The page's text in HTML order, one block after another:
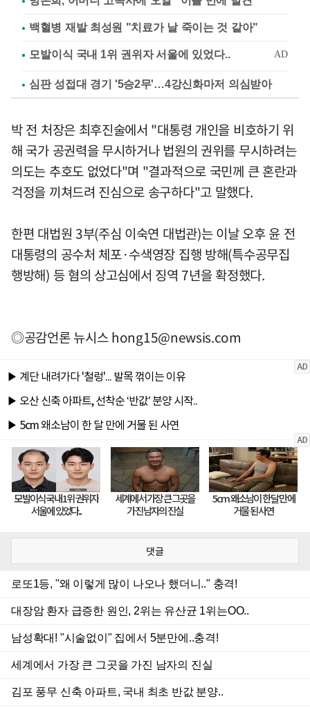
백혈병 재발 최성원 "치료가 날 죽이는 것 같아"
심판 성접대 경기 '5승2무'…4강신화마저 의심받아
박 전 처장은 최후진술에서 "대통령 개인을 비호하기 위
해 국가 공권력을 무시하거나 법원의 권위를 무시하려는
의도는 추호도 없었다"며 "결과적으로 국민께 큰 혼란과
걱정을 끼쳐드려 진심으로 송구하다"고 말했다.
한편 대법원 3부(주심 이숙연 대법관)는 이날 오후 윤 전
대통령의 공수처 체포·수색영장 집행 방해(특수공무집
행방해) 등 혐의 상고심에서 징역 7년을 확정했다.
◎공감언론 뉴시스hong15@newsis.com
댓글